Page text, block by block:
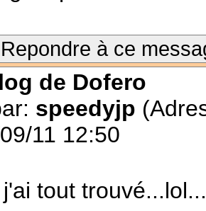
Repondre à ce
de Dofero
speedyjp
11 12:50
tout